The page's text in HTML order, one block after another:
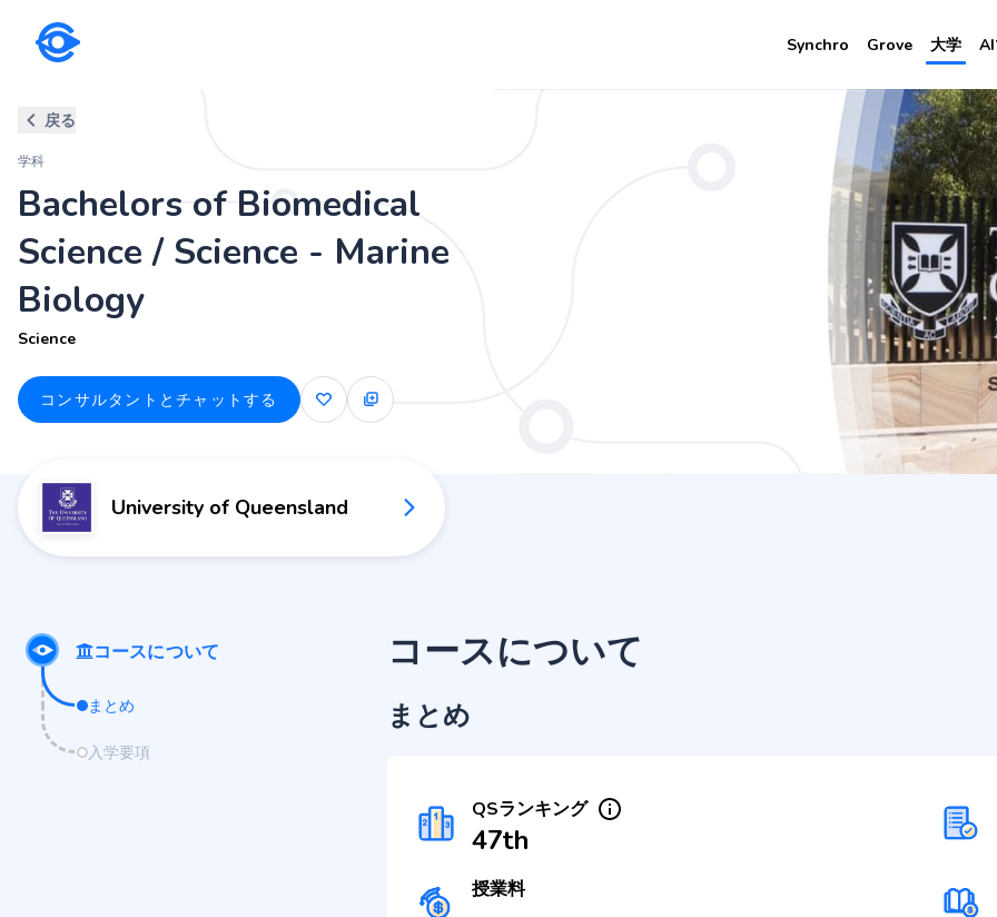
Synchro Grove 大学
Bachelors of Biomedical Science / Science - Marine Biology
戻る
学科
Bachelors of Biomedical
Science / Science - Marine
Biology
Science
コンサルタントとチャットする
University of Queensland
コースについて
まとめ
入学要項
コースについて
まとめ
QSランキング
47th
授業料